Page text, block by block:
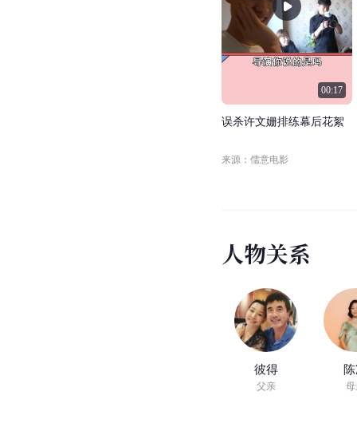
00:17
误杀许文姗排练幕后花絮
来源：儒意电影
人物关系
彼得
父亲